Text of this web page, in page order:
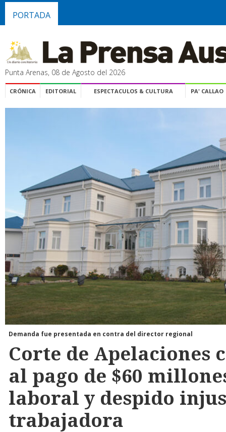
PORTADA
Punta Arenas, 08 de Agosto del 2026
CRÓNICA EDITORIAL ESPECTACULOS & CULTURA PA' CALLAO
Demanda fue presentada en contra del director regional
Corte de Apelaciones
al pago de $60
laboral y despido
trabajadora